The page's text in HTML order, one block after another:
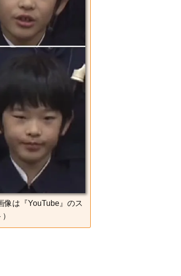
像は『YouTube』のス